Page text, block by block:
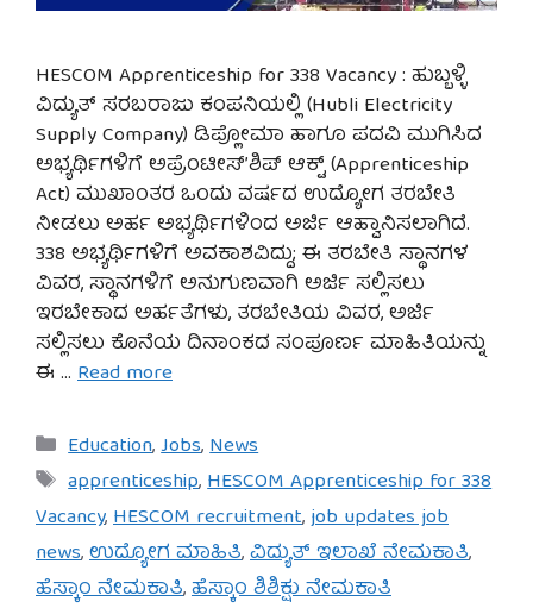
HESCOM Apprenticeship for 338 Vacancy : ಹುಬ್ಬಳ್ಳಿ
ವಿದ್ಯುತ್ ಸರಬರಾಜು ಕಂಪನಿಯಲ್ಲಿ (Hubli Electricity
Supply Company) ಡಿಪ್ಲೋಮಾ ಹಾಗೂ ಪದವಿ ಮುಗಿಸಿದ
ಅಭ್ಯರ್ಥಿಗಳಿಗೆ ಅಪ್ರೆಂಟೀಸ್’ಶಿಪ್ ಆಕ್ಟ್ (Apprenticeship
Act) ಮುಖಾಂತರ ಒಂದು ವರ್ಷದ ಉದ್ಯೋಗ ತರಬೇತಿ
ನೀಡಲು ಅರ್ಹ ಅಭ್ಯರ್ಥಿಗಳಿಂದ ಅರ್ಜಿ ಆಹ್ವಾನಿಸಲಾಗಿದೆ.
338 ಅಭ್ಯರ್ಥಿಗಳಿಗೆ ಅವಕಾಶವಿದ್ದು; ಈ ತರಬೇತಿ ಸ್ಥಾನಗಳ
ವಿವರ, ಸ್ಥಾನಗಳಿಗೆ ಅನುಗುಣವಾಗಿ ಅರ್ಜಿ ಸಲ್ಲಿಸಲು
ಇರಬೇಕಾದ ಅರ್ಹತೆಗಳು, ತರಬೇತಿಯ ವಿವರ, ಅರ್ಜಿ
ಸಲ್ಲಿಸಲು ಕೊನೆಯ ದಿನಾಂಕದ ಸಂಪೂರ್ಣ ಮಾಹಿತಿಯನ್ನು
ಈ … Read more
Categories
Education,Jobs,News
Tags
apprenticeship,HESCOM Apprenticeship for 338
Vacancy,HESCOM recruitment,job updates job
news,ಉದ್ಯೋಗ ಮಾಹಿತಿ,ವಿದ್ಯುತ್ ಇಲಾಖೆ ನೇಮಕಾತಿ,
ಹೆಸ್ಕಾಂ ನೇಮಕಾತಿ,ಹೆಸ್ಕಾಂ ಶಿಶಿಕ್ಷು ನೇಮಕಾತಿ